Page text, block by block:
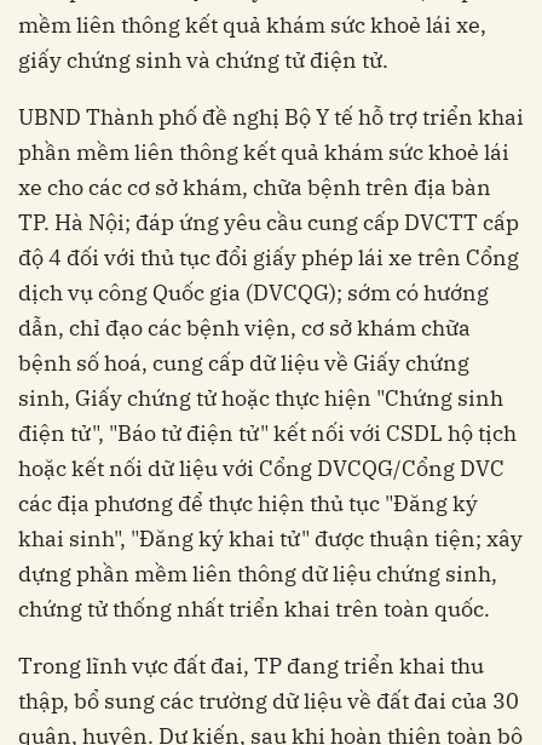
mềm liên thông kết quả khám sức khoẻ lái xe,
giấy chứng sinh và chứng tử điện tử.
UBND Thành phố đề nghị Bộ Y tế hỗ trợ triển khai
phần mềm liên thông kết quả khám sức khoẻ lái
xe cho các cơ sở khám, chữa bệnh trên địa bàn
TP. Hà Nội; đáp ứng yêu cầu cung cấp DVCTT cấp
độ 4 đối với thủ tục đổi giấy phép lái xe trên Cổng
dịch vụ công Quốc gia (DVCQG); sớm có hướng
dẫn, chỉ đạo các bệnh viện, cơ sở khám chữa
bệnh số hoá, cung cấp dữ liệu về Giấy chứng
sinh, Giấy chứng tử hoặc thực hiện "Chứng sinh
điện tử", "Báo tử điện tử" kết nối với CSDL hộ tịch
hoặc kết nối dữ liệu với Cổng DVCQG/Cổng DVC
các địa phương để thực hiện thủ tục "Đăng ký
khai sinh", "Đăng ký khai tử" được thuận tiện; xây
dựng phần mềm liên thông dữ liệu chứng sinh,
chứng tử thống nhất triển khai trên toàn quốc.
Trong lĩnh vực đất đai, TP đang triển khai thu
thập, bổ sung các trường dữ liệu về đất đai của 30
quận, huyện. Dự kiến, sau khi hoàn thiện toàn bộ